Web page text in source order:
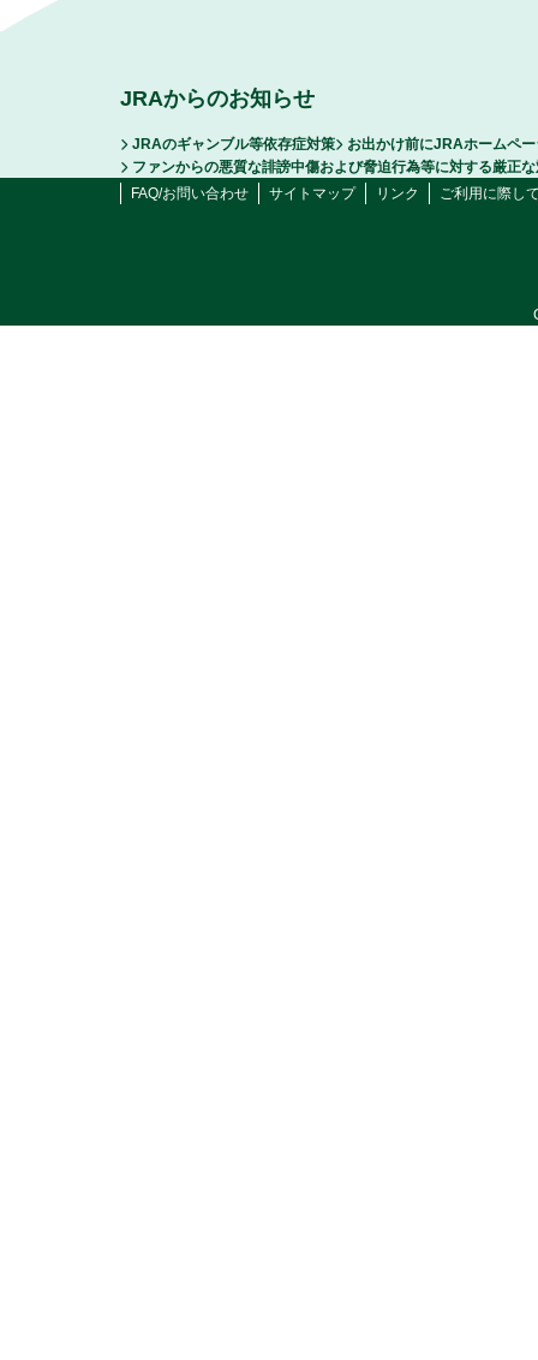
JRAからのお知らせ
JRAのギャンブル等依存症対策
お出かけ前にJRAホームペ
ファンからの悪質な誹謗中傷および脅迫行為等に対する厳正
FAQ/お問い合わせ
サイトマップ リンク ご利用に際し